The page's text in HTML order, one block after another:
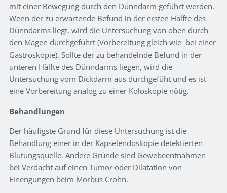
mit einer Bewegung durch den Dünndarm geführt werden.
Wenn der zu erwartende Befund in der ersten Hälfte des
Dünndarms liegt, wird die Untersuchung von oben durch
den Magen durchgeführt (Vorbereitung gleich wie bei einer
Gastroskopie). Sollte der zu behandelnde Befund in der
unteren Hälfte des Dünndarms liegen, wird die
Untersuchung vom Dickdarm aus durchgefüht und es ist
eine Vorbereitung analog zu einer Koloskopie nötig.
Behandlungen
Der häufigste Grund für diese Untersuchung ist die
Behandlung einer in der Kapselendoskopie detektierten
Blutungsquelle. Andere Gründe sind Gewebeentnahmen
bei Verdacht auf einen Tumor oder Dilatation von
Einengungen beim Morbus Crohn.